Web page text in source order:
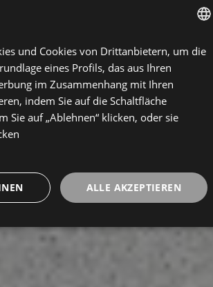
SPANISH
und Cookies von Drittanbietern, um die
eines Profils, das aus Ihren
im Zusammenhang mit Ihren
indem Sie auf die Schaltfläche
Sie auf „Ablehnen“ klicken, oder sie
ALLE AKZEPTIEREN